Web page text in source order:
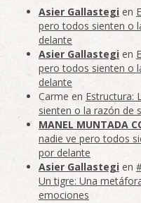
Asier Gallastegi en
pero todos sienten o
delante
Asier Gallastegi en
pero todos sienten o
delante
Carme en Estructura:
sienten o la razón de
MANEL MUNTADA
nadie ve pero todos
por delante
Asier Gallastegi en
Un tigre: Una
emociones